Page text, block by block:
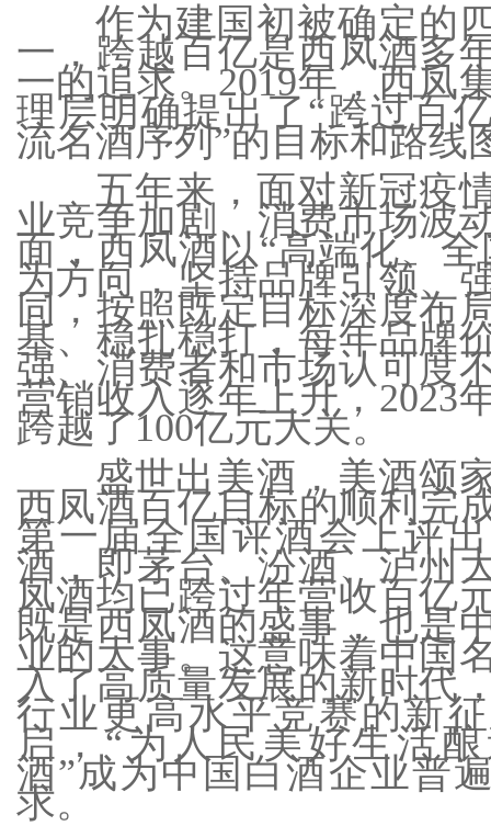
作为建国初被确定的
一，跨越百亿是西凤酒多
一的追求。2019年，西凤
理层明确提出了“跨过百
流名酒序列”的目标和路线
五年来，面对新冠疫
业竞争加剧、消费市场波
面，西凤酒以“高端化、全
为方向，坚持品牌引领、
同，按照既定目标深度布
基、稳扎稳打，每年品牌
强、消费者和市场认可度
营销收入逐年上升，2023
跨越了100亿元大关。
盛世出美酒，美酒颂
西凤酒百亿目标的顺利完
第一届全国评酒会上评
酒，即茅台、汾酒、泸州
凤酒均已跨过年营收百亿
既是西凤酒的盛事，也是
业的大事。这意味着中国
入了高质量发展的新时代
行业更高水平竞赛的新
启，“为人民美好生活
酒”成为中国白酒企业普
求。